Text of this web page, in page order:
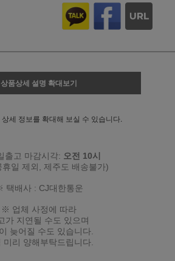
상품상세 설명 확대보기
상세 정보를 확대해 보실 수 있습니다.
출고 마감시각: 오전 10시
일 제외
, 제주도 배송불가)
택배사 : CJ대한통운
※ 업체 사정에 따라
가 지연될 수도 있으며
늦어질 수도 있습니다.
미리 양해부탁드립니다.